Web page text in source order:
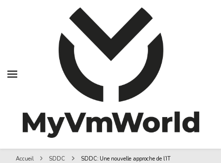
MyVMworld
MyVMworld
Accueil SDDC SDDC: Une nouvelle approche de l’IT